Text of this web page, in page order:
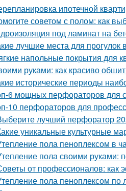
ипотечной
советом с полом: как
под ламинат на
лучшие места для прогулок
напольные покрытия для
руками: как красиво
исторические периоды
6 мощных перфораторов для
10 перфораторов для
лучший перфоратор
уникальные культурные
пола пеноплексом в
пола своими руками:
от профессионалов:
пола пеноплексом по